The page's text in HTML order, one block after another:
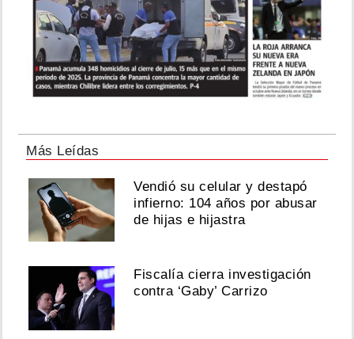
Más Leídas
Vendió su celular y destapó
infierno: 104 años por abusar
de hijas e hijastra
Fiscalía cierra investigación
contra ‘Gaby’ Carrizo